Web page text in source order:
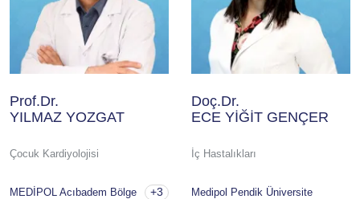
Prof.Dr.
YILMAZ YOZGAT
Çocuk Kardiyolojisi
MEDİPOL Acıbadem Bölge
+3
Doç.Dr.
ECE YİĞİT GENÇER
İç Hastalıkları
Medipol Pendik Üniversite